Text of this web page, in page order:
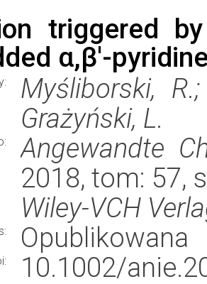
triggered
α,β′-
Myśliborski,
Grażyński, L.
Angewandte
2018, tom: 57,
Wiley-VCH
Opublikowana
10.1002/